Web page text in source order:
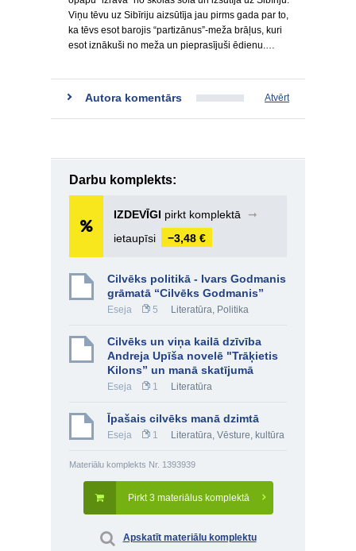
Viņu tēvu uz Sibīriju aizsūtīja jau pirms gada par to,
ka tēvs esot barojis “partizānus”-meža brāļus, kuri
esot iznākuši no meža un pieprasījuši ēdienu.…
Autora komentārs Atvērt
Darbu komplekts:
IZDEVĪGI pirkt komplektā
➞
ietaupīsi
−3,48 €
Cilvēks politikā - Ivars Godmanis
grāmatā “Cilvēks Godmanis”
Eseja 5 Literatūra, Politika
Cilvēks un viņa kailā dzīvība
Andreja Upīša novelē "Trāķietis
Kilons” un manā skatījumā
Eseja 1 Literatūra
Īpašais cilvēks manā dzimtā
Eseja 1 Literatūra, Vēsture, kultūra
Materiālu komplekts Nr. 1393939
Pirkt 3 materiālus komplektā
Apskatīt materiālu komplektu